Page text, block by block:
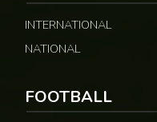
INTERNATIONAL
NATIONAL
FOOTBALL